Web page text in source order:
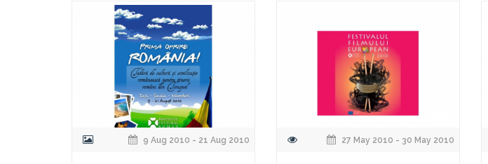
9 Aug 2010 - 21 Aug 2010 27 May 2010 - 30 May 2010